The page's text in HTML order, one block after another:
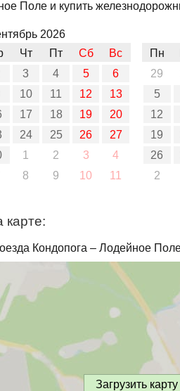
Поле и купить
2026
Чт Пт Сб
Вс
3 4 5
6
10 11 12
13
17 18 19
20
24 25 26
27
1 2 3
4
8 9 10 11
Пн
29
5
12
19
26
2
Кондопога – Лодейное
Загрузить карту